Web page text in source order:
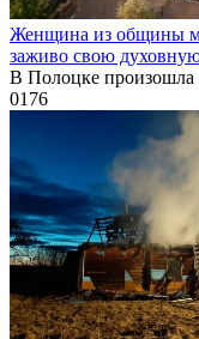
Женщина из общины
заживо свою
В Полоцке произошла
0176